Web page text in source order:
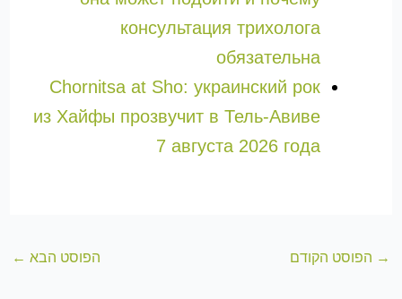
консультация трихолога
обязательна
Chornitsa at Sho: украинский рок
из Хайфы прозвучит в Тель-Авиве
7 августа 2026 года
→ הפוסט הקודם הפוסט הבא ←